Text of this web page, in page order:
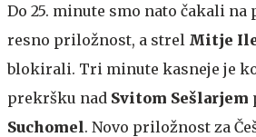
Do 25. minute smo nato čakali
resno priložnost, a strel Mitje
blokirali. Tri minute kasneje je
prekršku nad Svitom Sešlarjem
Suchomel. Novo priložnost za